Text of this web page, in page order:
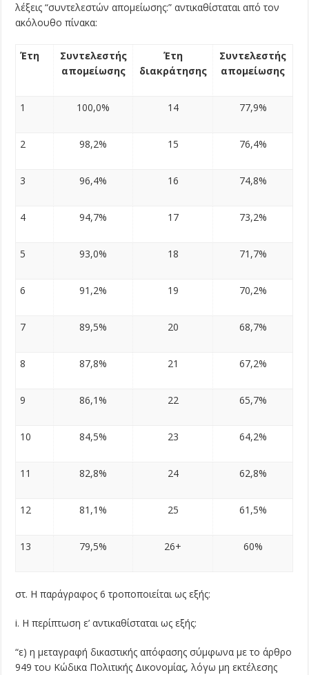
λέξεις “συντελεστών απομείωσης:” αντικαθίσταται από τον
ακόλουθο πίνακα:
Έτη
Συντελεστής
απομείωσης
Έτη
διακράτησης
Συντελεστής
απομείωσης
1 100,0% 14 77,9%
2 98,2% 15 76,4%
3 96,4% 16 74,8%
4 94,7% 17 73,2%
5 93,0% 18 71,7%
6 91,2% 19 70,2%
7 89,5% 20 68,7%
8 87,8% 21 67,2%
9 86,1% 22 65,7%
10 84,5% 23 64,2%
11 82,8% 24 62,8%
12 81,1% 25 61,5%
13 79,5% 26+ 60%
στ. Η παράγραφος 6 τροποποιείται ως εξής:
i. Η περίπτωση ε’ αντικαθίσταται ως εξής:
“ε) η μεταγραφή δικαστικής απόφασης σύμφωνα με το άρθρο
949 του Κώδικα Πολιτικής Δικονομίας, λόγω μη εκτέλεσης